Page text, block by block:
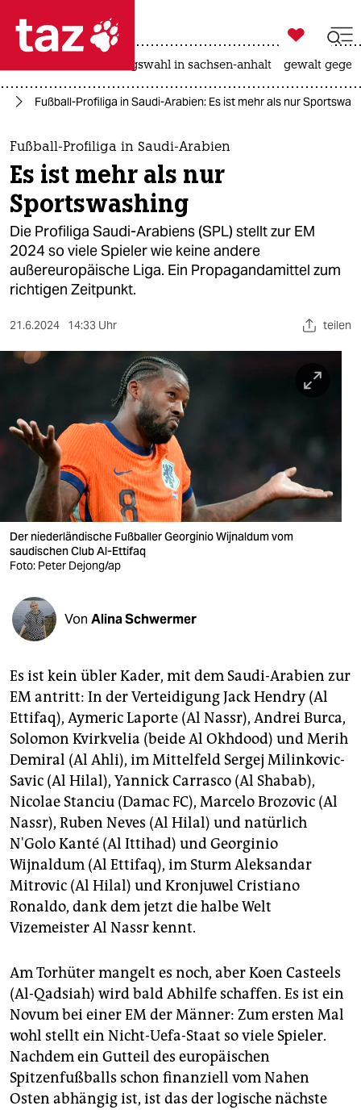
 taz zahl ich
taz zahl ich
themen
politik
öko
gesellschaft
kultur
sport
berlin
wahrheit
verlag
verlag
veranstaltungen
shop
fragen & hilfe
unterstützen
genossenschaft
epaper login

taz zahl ich
landtagswahl in sachsen-anhalt gewalt
Fußball-Profiliga in Saudi-Arabien: Es ist mehr als nur
Fußball-Profiliga in Saudi-Arabien
Es ist mehr als nur
Sportswashing
Die Profiliga Saudi-Arabiens (SPL) stellt zur EM
2024 so viele Spieler wie keine andere
außereuropäische Liga​. Ein Propagandamittel zum
richtigen Zeitpunkt.
21.6.2024 14:33 Uhr teilen
Der niederländische Fußballer Georginio Wijnaldum vom
saudischen Club Al-Ettifaq
Foto: Peter Dejong/ap
Von Alina Schwermer
Es ist kein übler Kader, mit dem Saudi-Arabien zur
EM antritt: In der Verteidigung Jack Hendry (Al
Ettifaq), Aymeric Laporte (Al Nassr), Andrei Burca,
Solomon Kvirkvelia (beide Al Okhdood) und Merih
Demiral (Al Ahli), im Mittelfeld Sergej Milinkovic-
Savic (Al Hilal), Yannick Carrasco (Al Shabab),
Nicolae Stanciu (Damac FC), Marcelo Brozovic (Al
Nassr), Ruben Neves (Al Hilal) und natürlich
N'Golo Kanté (Al Ittihad) und Georginio
Wijnaldum (Al Ettifaq), im Sturm Aleksandar
Mitrovic (Al Hilal) und Kronjuwel Cristiano
Ronaldo, dank dem jetzt die halbe Welt
Vizemeister Al Nassr kennt.
Am Torhüter mangelt es noch, aber Koen Casteels
(Al-Qadsiah) wird bald Abhilfe schaffen. Es ist ein
Novum bei einer EM der Männer: Zum ersten Mal
wohl stellt ein Nicht-Uefa-Staat so viele Spieler.
Nachdem ein Gutteil des europäischen
Spitzenfußballs schon finanziell vom Nahen
Osten abhängig ist, ist das der logische nächste